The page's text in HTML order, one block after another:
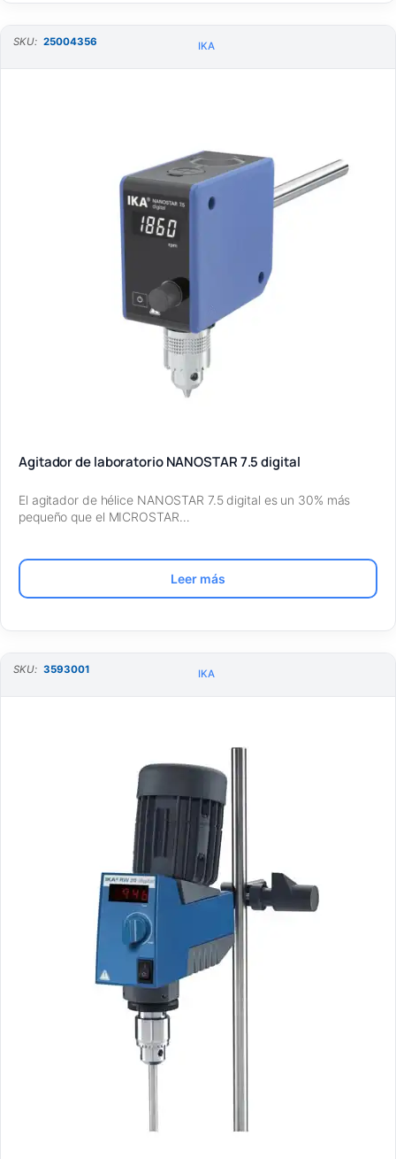
SKU: 25004356 IKA
Agitador de laboratorio NANOSTAR 7.5 digital
El agitador de hélice NANOSTAR 7.5 digital es un 30% más
pequeño que el MICROSTAR…
Leer más
SKU: 3593001 IKA